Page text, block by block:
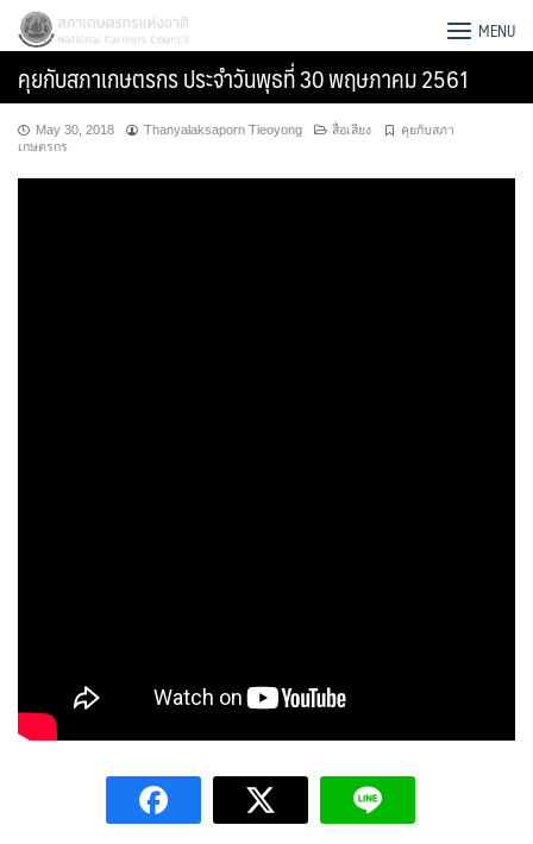
Skip
content
สภาเกษตรกรแห่งชาติ MENU
คุยกับสภาเกษตรกร ประจำวันพุธที่ 30 พฤษภาคม 2561
May 30, 2018 Thanyalaksaporn Tieoyong สื่อเสียง
คุยกับสภา
เกษตรกร